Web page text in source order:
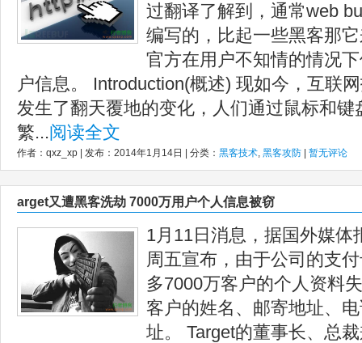
过翻译了解到，通常web
编写的，比起一些黑客那
官方在用户不知情的情况
户信息。 Introduction(概述) 现如今，互联
发生了翻天覆地的变化，人们通过鼠标和
繁...阅读全文
作者：qxz_xp | 发布：2014年1月14日 | 分类： 黑客技术, 黑客攻防 暂无评论
arget又遭黑客洗劫 7000万用户个人信息被窃
1月11日消息，据国外媒体
周五宣布，由于公司的支
多7000万客户的个人资料
客户的姓名、邮寄地址、
址。 Target的董事长、总